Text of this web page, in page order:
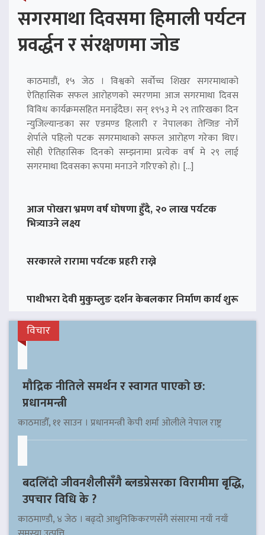
सगरमाथा दिवसमा हिमाली पर्यटन
प्रवर्द्धन र संरक्षणमा जोड
काठमाडौं, १५ जेठ । विश्वको सर्वोच्च शिखर सगरमाथाको
ऐतिहासिक सफल आरोहणको स्मरणमा आज सगरमाथा दिवस
विविध कार्यक्रमसहित मनाइँदैछ। सन् १९५३ मे २९ तारिखका दिन
न्युजिल्यान्डका सर एडमण्ड हिलारी र नेपालका तेन्जिङ नोर्गे
शेर्पाले पहिलो पटक सगरमाथाको सफल आरोहण गरेका थिए।
सोही ऐतिहासिक दिनको सम्झनामा प्रत्येक वर्ष मे २९ लाई
सगरमाथा दिवसका रूपमा मनाउने गरिएको हो। […]
आज पोखरा भ्रमण वर्ष घोषणा हुँदै, २० लाख पर्यटक
भित्र्याउने लक्ष्य
सरकारले रारामा पर्यटक प्रहरी राख्ने
पाथीभरा देवी मुकुम्लुङ दर्शन केबलकार निर्माण कार्य शुरू
विचार
मौद्रिक नीतिले समर्थन र स्वागत पाएको छ:
प्रधानमन्त्री
काठमाडौँ, ११ साउन । प्रधानमन्त्री केपी शर्मा ओलीले नेपाल राष्ट्र
बदलिँदो जीवनशैलीसँगै ब्लडप्रेसरका विरामीमा बृद्धि,
उपचार विधि के ?
काठमाण्डौ, ४ जेठ । बढ्दो आधुनिकिकरणसँगै संसारमा नयाँ नयाँ